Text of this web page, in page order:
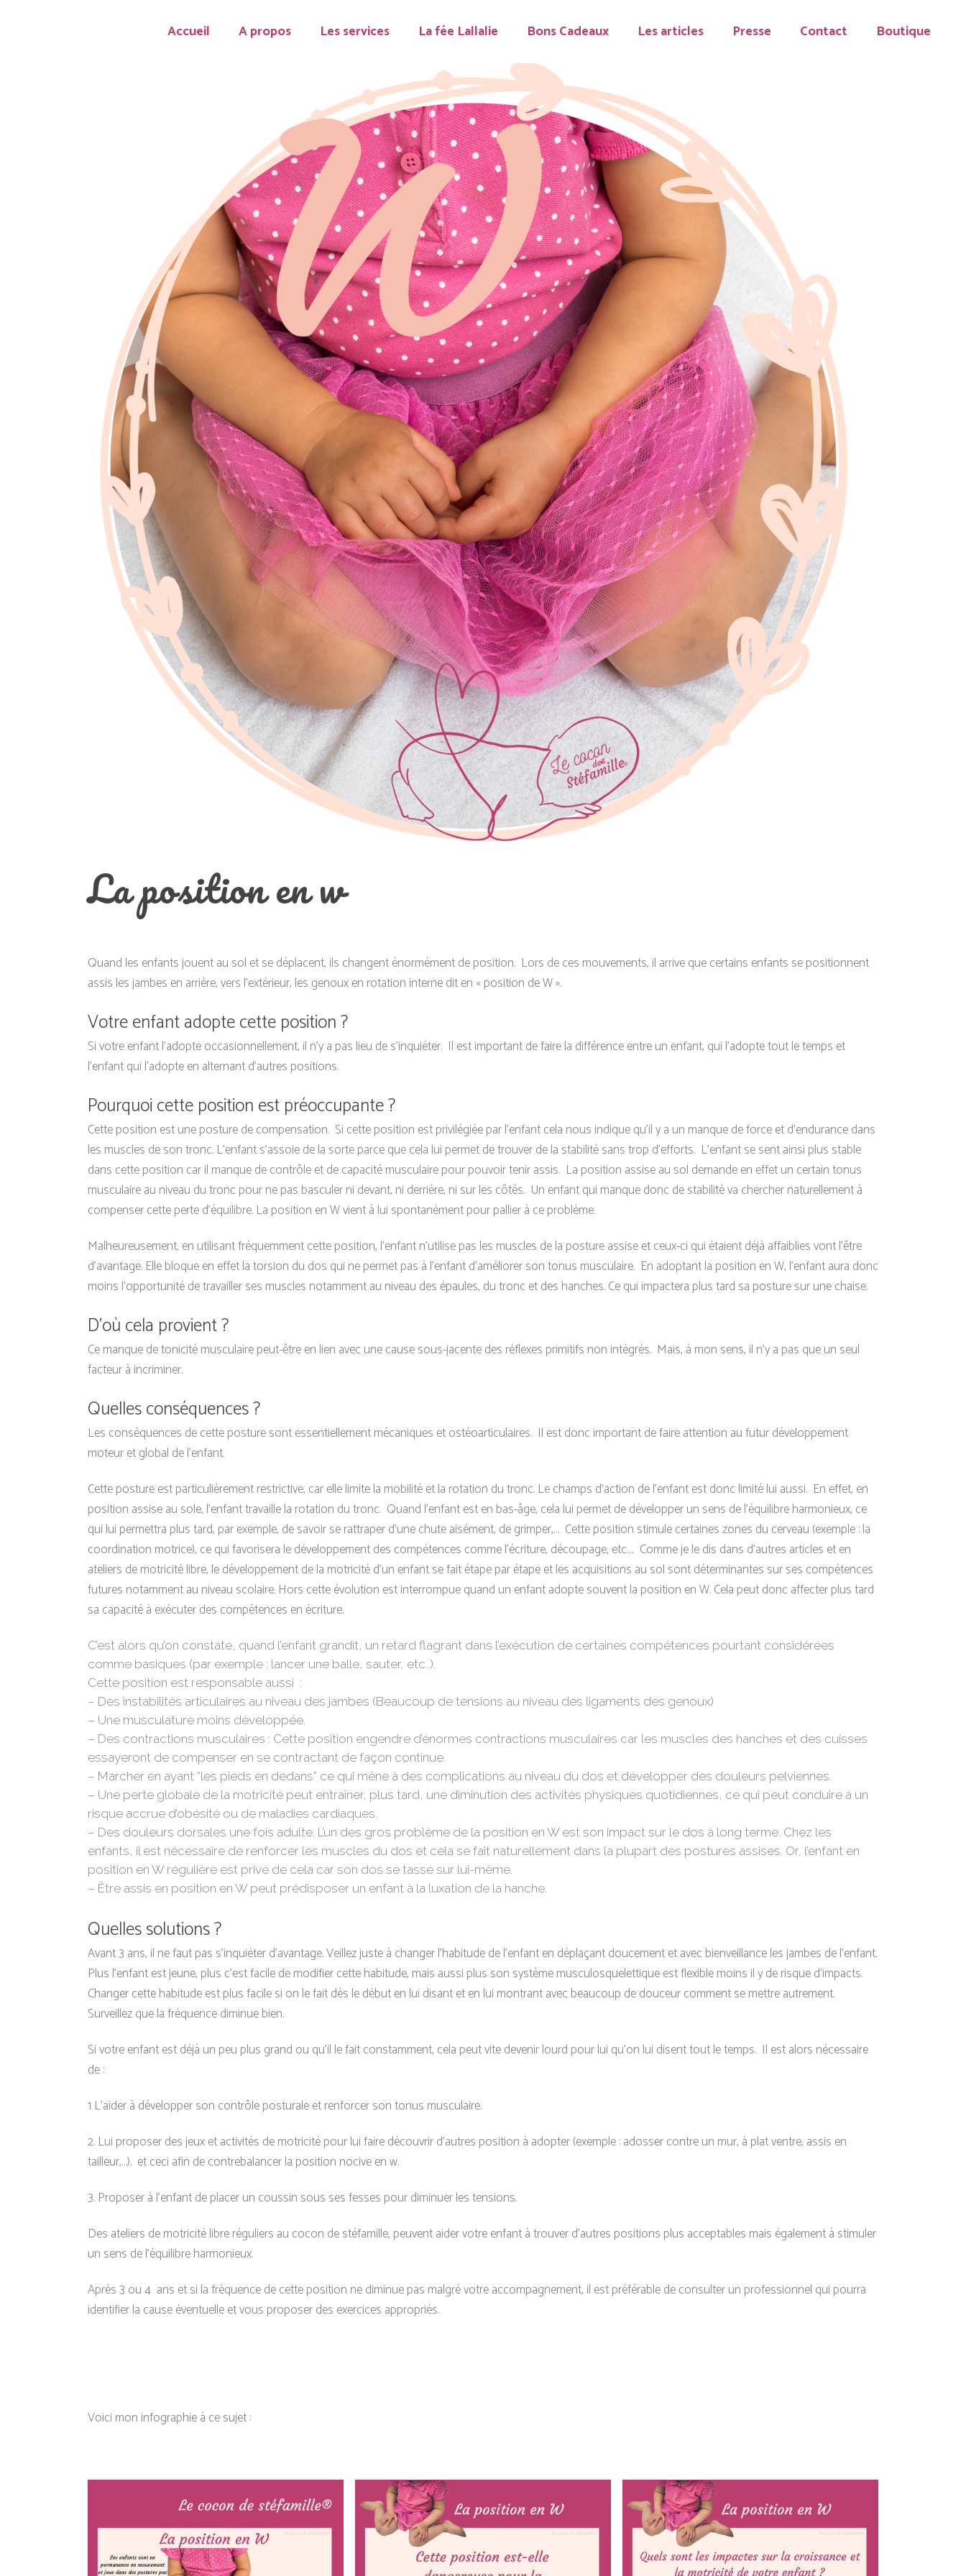
Accueil A propos Les services La fée Lallalie Bons Cadeaux Les articles Presse Contact Boutique
La position en w
Quand les enfants jouent au sol et se déplacent, ils changent énormément de position. Lors de ces mouvements, il arrive que certains enfants se positionnent
assis les jambes en arrière, vers l’extérieur, les genoux en rotation interne dit en « position de W ».
Votre enfant adopte cette position ?
Si votre enfant l’adopte occasionnellement, il n’y a pas lieu de s’inquiéter. Il est important de faire la différence entre un enfant, qui l’adopte tout le temps et
l’enfant qui l’adopte en alternant d’autres positions.
Pourquoi cette position est préoccupante ?
Cette position est une posture de compensation. Si cette position est privilégiée par l’enfant cela nous indique qu’il y a un manque de force et d’endurance dans
les muscles de son tronc. L’enfant s’assoie de la sorte parce que cela lui permet de trouver de la stabilité sans trop d’efforts. L’enfant se sent ainsi plus stable
dans cette position car il manque de contrôle et de capacité musculaire pour pouvoir tenir assis. La position assise au sol demande en effet un certain tonus
musculaire au niveau du tronc pour ne pas basculer ni devant, ni derrière, ni sur les côtés. Un enfant qui manque donc de stabilité va chercher naturellement à
compenser cette perte d’équilibre. La position en W vient à lui spontanément pour pallier à ce problème.
Malheureusement, en utilisant fréquemment cette position, l’enfant n’utilise pas les muscles de la posture assise et ceux-ci qui étaient déjà affaiblies vont l’être
d’avantage. Elle bloque en effet la torsion du dos qui ne permet pas à l’enfant d’améliorer son tonus musculaire. En adoptant la position en W, l’enfant aura donc
moins l’opportunité de travailler ses muscles notamment au niveau des épaules, du tronc et des hanches.Ce qui impactera plus tard sa posture sur une chaise.
D’où cela provient ?
Ce manque de tonicité musculaire peut-être en lien avec une cause sous-jacente des réflexes primitifs non intégrés. Mais, à mon sens, il n’y a pas que un seul
facteur à incriminer.
Quelles conséquences ?
Les conséquences de cette posture sont essentiellement mécaniques et ostéoarticulaires. Il est donc important de faire attention au futur développement
moteur et global de l’enfant.
Cette posture est particulièrement restrictive, car elle limite la mobilité et la rotation du tronc. Le champs d’action de l’enfant est donc limité lui aussi. En effet, en
position assise au sole, l’enfant travaille la rotation du tronc. Quand l’enfant est en bas-âge, cela lui permet de développer un sens de l’équilibre harmonieux, ce
qui lui permettra plus tard, par exemple, de savoir se rattraper d’une chute aisément, de grimper,… Cette position stimule certaines zones du cerveau (exemple : la
coordination motrice), ce qui favorisera le développement des compétences comme l’écriture, découpage, etc…. Comme je le dis dans d’autres articles et en
ateliers de motricité libre, le développement de la motricité d’un enfant se fait étape par étape et les acquisitions au sol sont déterminantes sur ses compétences
futures notamment au niveau scolaire. Hors cette évolution est interrompue quand un enfant adopte souvent la position en W.Cela peut donc affecter plus tard
sa capacité à exécuter des compétences en écriture.
C’est alors qu’on constate, quand l’enfant grandit, un retard flagrant dans l’exécution de certaines compétences pourtant considérées
comme basiques (par exemple : lancer une balle, sauter, etc..).
Cette position est responsable aussi :
– Des instabilités articulaires au niveau des jambes (Beaucoup de tensions au niveau des ligaments des genoux)
– Une musculature moins développée.
– Des contractions musculaires : Cette position engendre d’énormes contractions musculaires car les muscles des hanches et des cuisses
essayeront de compenser en se contractant de façon continue.
– Marcher en ayant “les pieds en dedans” ce qui mène à des complications au niveau du dos et développer des douleurs pelviennes.
– Une perte globale de la motricité peut entraîner, plus tard, une diminution des activités physiques quotidiennes, ce qui peut conduire à un
risque accrue d’obésité ou de maladies cardiaques.
– Des douleurs dorsales une fois adulte. L’un des gros problème de la position en W est son impact sur le dos à long terme. Chez les
enfants, il est nécessaire de renforcer les muscles du dos et cela se fait naturellement dans la plupart des postures assises. Or, l’enfant en
position en W régulière est privé de cela car son dos se tasse sur lui-même.
– Être assis en position en W peut prédisposer un enfant à la luxation de la hanche.
Quelles solutions ?
Avant 3 ans, il ne faut pas s’inquiéter d’avantage.Veillez juste à changer l’habitude de l’enfant en déplaçant doucement et avec bienveillance les jambes de l’enfant.
Plus l’enfant est jeune, plus c’est facile de modifier cette habitude, mais aussi plus son système musculosquelettique est flexible moins il y de risque d’impacts.
Changer cette habitude est plus facile si on le fait dès le début en lui disant et en lui montrant avec beaucoup de douceur comment se mettre autrement.
Surveillez que la fréquence diminue bien.
Si votre enfant est déjà un peu plus grand ou qu’il le fait constamment, cela peut vite devenir lourd pour lui qu’on lui disent tout le temps. Il est alors nécessaire
de :
1 L’aider à développer son contrôle posturale et renforcer son tonus musculaire.
2. Lui proposer des jeux et activités de motricité pour lui faire découvrir d’autres position à adopter (exemple : adosser contre un mur, à plat ventre, assis en
tailleur,…). et ceci afin de contrebalancer la position nocive en w.
3. Proposer à l’enfant de placer un coussin sous ses fesses pour diminuer les tensions.
Des ateliers de motricité libre réguliers au cocon de stéfamille, peuvent aider votre enfant à trouver d’autres positions plus acceptables mais également à stimuler
un sens de l’équilibre harmonieux.
Après 3 ou 4 ans et si la fréquence de cette position ne diminue pas malgré votre accompagnement, il est préférable de consulter un professionnel qui pourra
identifier la cause éventuelle et vous proposer des exercices appropriés.
Voici mon infographie à ce sujet :